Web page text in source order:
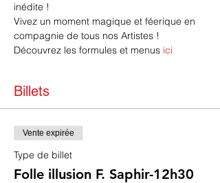
inédite !
Vivez un moment magique et féerique en
compagnie de tous nos Artistes !
Découvrez les formules et menus ici
Billets
Vente expirée
Type de billet
Folle illusion F. Saphir-12h30